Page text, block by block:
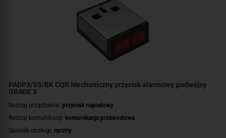
PADP3/SS/BK CQR Mechaniczny przycisk alarmowy, podwójny
GRADE 3
Rodzaj urządzenia: przycisk napadowy
Rodzaj komunikacji: komunikacja przewodowa
Sposób obsługi: ręczny